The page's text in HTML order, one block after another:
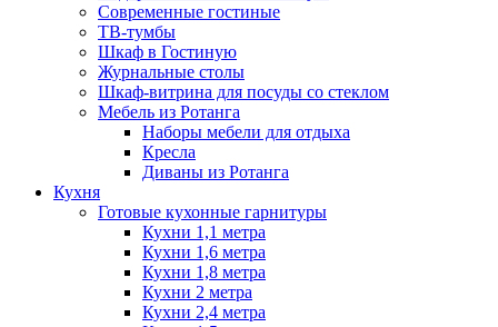
Современные гостиные
ТВ-тумбы
Шкаф в Гостиную
Журнальные столы
Шкаф-витрина для посуды со стеклом
Мебель из Ротанга
Наборы мебели для отдыха
Кресла
Диваны из Ротанга
Кухня
Готовые кухонные гарнитуры
Кухни 1,1 метра
Кухни 1,6 метра
Кухни 1,8 метра
Кухни 2 метра
Кухни 2,4 метра